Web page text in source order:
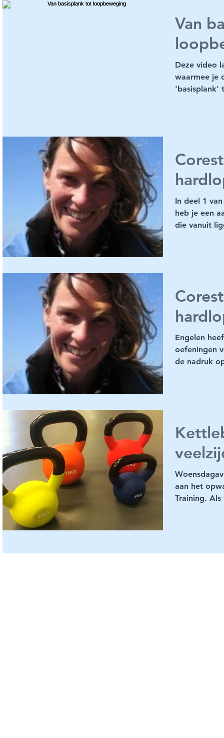
Van
Deze video
waarmee je
'basisplank'
In deel 1
heb je een
die vanuit
Engelen
oefeningen
de nadruk
aan het
Training.